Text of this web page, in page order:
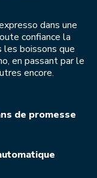
dans une
confiance la
boissons que
en passant par le
encore.
de promesse